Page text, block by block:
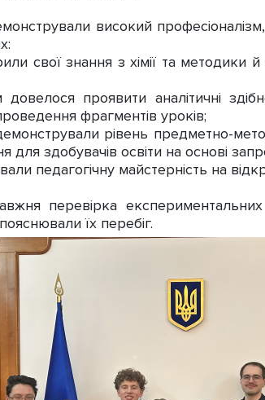
високий професіоналізм,
свої знання з хімії та методики
проявити аналітичні
фрагментів уроків;
рівень предметно-
для здобувачів освіти на основі
педагогічну майстерність на
перевірка
їх перебіг.